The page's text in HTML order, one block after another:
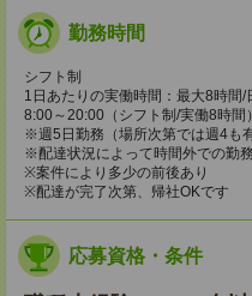
勤務時間
シフト制
1日あたりの実働時間：最大8時間/
8:00～20:00（シフト制/実働8時間）
※週5日勤務（場所次第では週4も有
※配達状況によって時間外での勤
※案件により多少の前後あり
※配達が完了次第、帰社OKです
応募資格・条件